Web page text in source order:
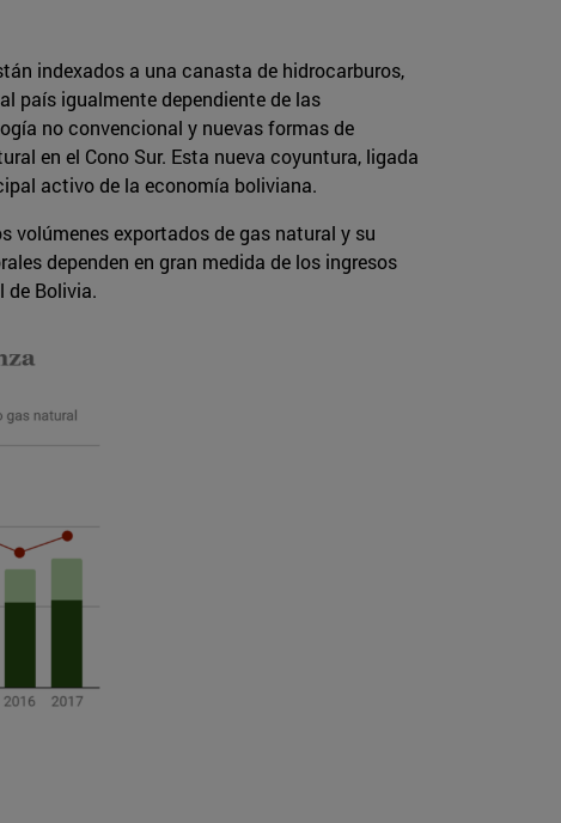
indexados a una canasta de hidrocarburos,
país igualmente dependiente de las
no convencional y nuevas formas de
en el Cono Sur. Esta nueva coyuntura, ligada
activo de la economía boliviana.
volúmenes exportados de gas natural y su
dependen en gran medida de los ingresos
de Bolivia.